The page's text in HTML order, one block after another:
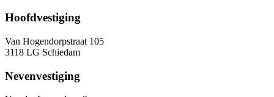
Hoofdvestiging
Van Hogendorpstraat 105
3118 LG Schiedam
Nevenvestiging